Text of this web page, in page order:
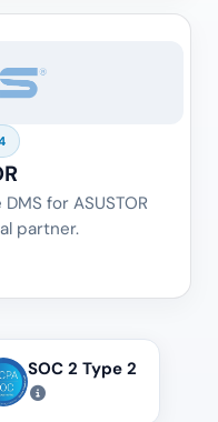
for ASUSTOR
partner.
SOC 2 Type 2